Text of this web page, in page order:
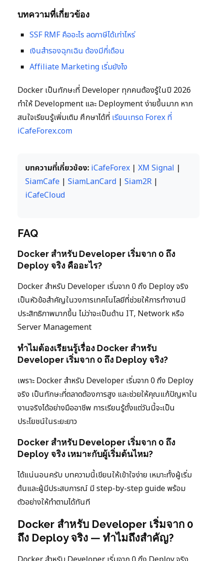
บทความที่เกี่ยวข้อง
SSF RMF คืออะไร ลดภาษีได้เท่าไหร่
เงินสำรองฉุกเฉิน ต้องมีกี่เดือน
Affiliate Marketing เริ่มยังไง
Docker เป็นทักษะที่ Developer ทุกคนต้องรู้ในปี 2026
ทำให้ Development และ Deployment ง่ายขึ้นมาก หาก
สนใจเรียนรู้เพิ่มเติม ศึกษาได้ที่ เรียนเทรด Forex ที่
iCafeForex.com
บทความที่เกี่ยวข้อง: iCafeForex | XM Signal |
SiamCafe | SiamLanCard | Siam2R |
iCafeCloud
FAQ
Docker สำหรับ Developer เริ่มจาก 0 ถึง
Deploy จริง คืออะไร?
Docker สำหรับ Developer เริ่มจาก 0 ถึง Deploy จริง
เป็นหัวข้อสำคัญในวงการเทคโนโลยีที่ช่วยให้การทำงานมี
ประสิทธิภาพมากขึ้น ไม่ว่าจะเป็นด้าน IT, Network หรือ
Server Management
ทำไมต้องเรียนรู้เรื่อง Docker สำหรับ
Developer เริ่มจาก 0 ถึง Deploy จริง?
เพราะ Docker สำหรับ Developer เริ่มจาก 0 ถึง Deploy
จริง เป็นทักษะที่ตลาดต้องการสูง และช่วยให้คุณแก้ปัญหาใน
งานจริงได้อย่างมืออาชีพ การเรียนรู้ตั้งแต่วันนี้จะเป็น
ประโยชน์ในระยะยาว
Docker สำหรับ Developer เริ่มจาก 0 ถึง
Deploy จริง เหมาะกับผู้เริ่มต้นไหม?
ได้แน่นอนครับ บทความนี้เขียนให้เข้าใจง่าย เหมาะทั้งผู้เริ่ม
ต้นและผู้มีประสบการณ์ มี step-by-step guide พร้อม
ตัวอย่างให้ทำตามได้ทันที
Docker สำหรับ Developer เริ่มจาก 0
ถึง Deploy จริง — ทำไมถึงสำคัญ?